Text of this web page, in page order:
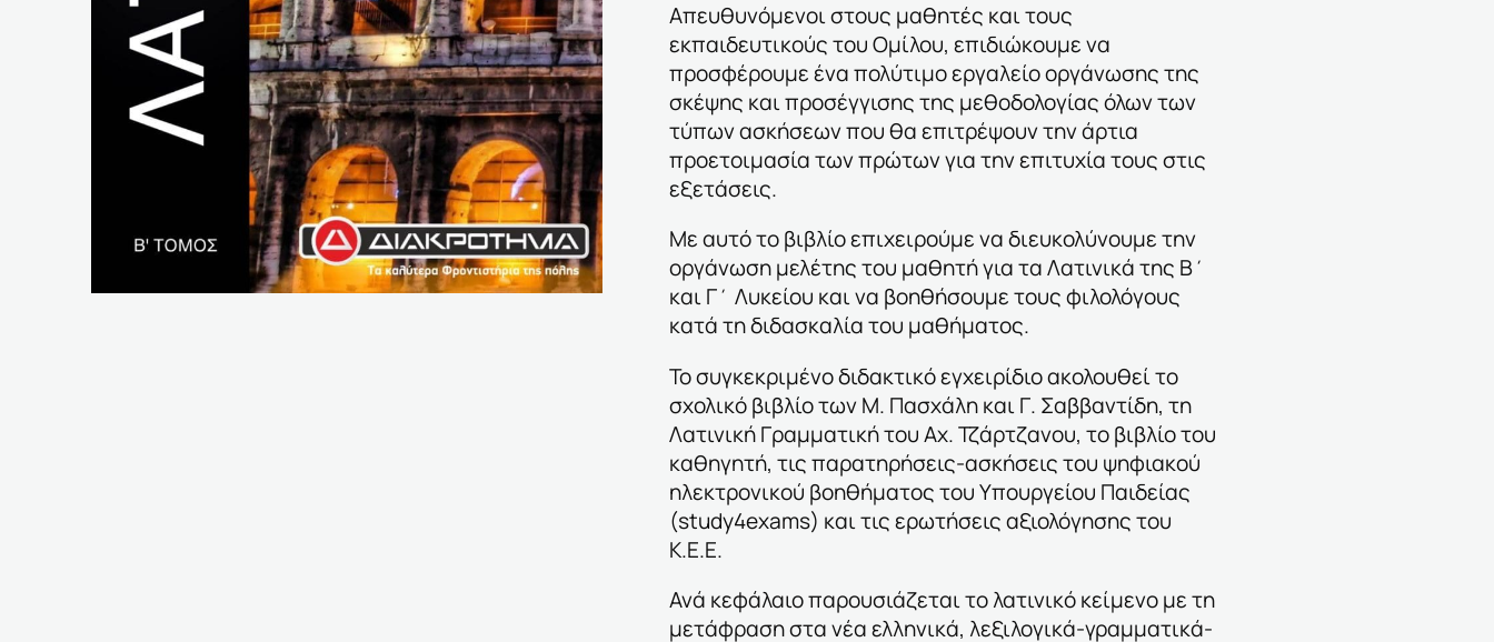
Απευθυνόμενοι στους μαθητές και τους
εκπαιδευτικούς του Ομίλου, επιδιώκουμε να
προσφέρουμε ένα πολύτιμο εργαλείο οργάνωσης της
σκέψης και προσέγγισης της μεθοδολογίας όλων των
τύπων ασκήσεων που θα επιτρέψουν την άρτια
προετοιμασία των πρώτων για την επιτυχία τους στις
εξετάσεις.
Με αυτό το βιβλίο επιχειρούμε να διευκολύνουμε την
οργάνωση μελέτης του μαθητή για τα Λατινικά της Β΄
και Γ΄ Λυκείου και να βοηθήσουμε τους φιλολόγους
κατά τη διδασκαλία του μαθήματος.
Το συγκεκριμένο διδακτικό εγχειρίδιο ακολουθεί το
σχολικό βιβλίο των Μ. Πασχάλη και Γ. Σαββαντίδη, τη
Λατινική Γραμματική του Αχ. Τζάρτζανου, το βιβλίο του
καθηγητή, τις παρατηρήσεις-ασκήσεις του ψηφιακού
ηλεκτρονικού βοηθήματος του Υπουργείου Παιδείας
(study4exams) και τις ερωτήσεις αξιολόγησης του
Κ.Ε.Ε.
Ανά κεφάλαιο παρουσιάζεται το λατινικό κείμενο με τη
μετάφραση στα νέα ελληνικά, λεξιλογικά-γραμματικά-